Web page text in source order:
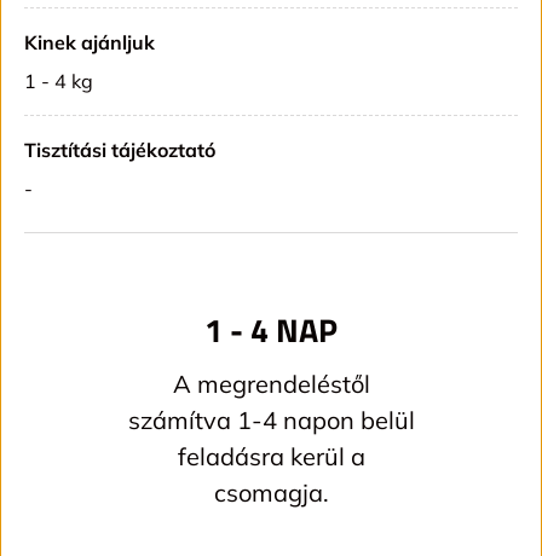
Kinek ajánljuk
1 - 4 kg
Tisztítási tájékoztató
-
1 - 4 NAP
A megrendeléstől
számítva 1-4 napon belül
feladásra kerül a
csomagja.